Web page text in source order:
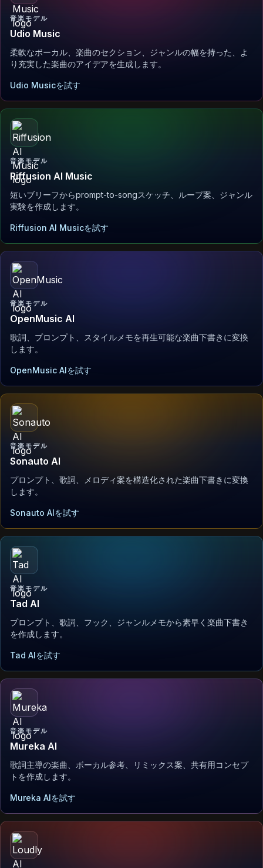
音楽モデル
Udio Music
柔軟なボーカル、楽曲のセクション、ジャンルの幅を持った、よ
り充実した楽曲のアイデアを生成します。
Udio Musicを試す
音楽モデル
Riffusion AI Music
短いブリーフからprompt-to-songスケッチ、ループ案、ジャンル
実験を作成します。
Riffusion AI Musicを試す
音楽モデル
OpenMusic AI
歌詞、プロンプト、スタイルメモを再生可能な楽曲下書きに変換
します。
OpenMusic AIを試す
音楽モデル
Sonauto AI
プロンプト、歌詞、メロディ案を構造化された楽曲下書きに変換
します。
Sonauto AIを試す
音楽モデル
Tad AI
プロンプト、歌詞、フック、ジャンルメモから素早く楽曲下書き
を作成します。
Tad AIを試す
音楽モデル
Mureka AI
歌詞主導の楽曲、ボーカル参考、リミックス案、共有用コンセプ
トを作成します。
Mureka AIを試す